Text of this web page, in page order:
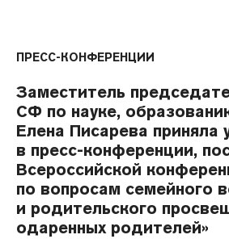
ПРЕСС-КОНФЕРЕНЦИИ
Заместитель
СФ по науке,
Елена Писарева приняла
в пресс-конференции,
Всероссийской
по вопросам семейного
и родительского
одаренных родителей»